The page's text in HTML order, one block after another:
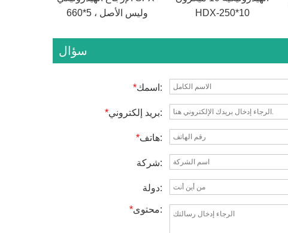
660*5 ، وليس الأصل
HDX-250*10
سؤال
* اسمك:
* بريد إلكتروني:
* هاتف:
شركة:
دولة:
* محتوى: